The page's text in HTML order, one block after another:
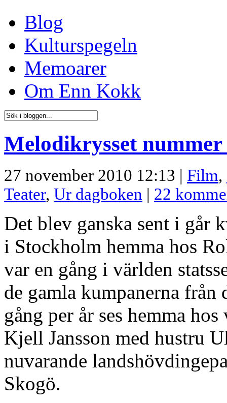
Blog
Kulturspegeln
Memoarer
Om Enn Kokk
Melodikrysset nummer
27 november 2010 12:13 | Film,
Teater, Ur dagboken | 22
Det blev ganska sent i går
i Stockholm hemma hos
var en gång i världen
de gamla kumpanerna från
gång per år ses hemma
Kjell Jansson med hustru
nuvarande
Skogö.